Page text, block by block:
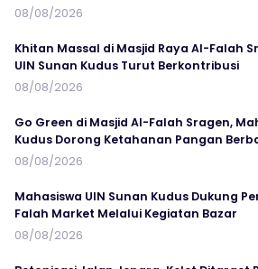
08/08/2026
Khitan Massal di Masjid Raya Al-Falah
UIN Sunan Kudus Turut Berkontribusi
08/08/2026
Go Green di Masjid Al-Falah Sragen,
Kudus Dorong Ketahanan Pangan
08/08/2026
Mahasiswa UIN Sunan Kudus Dukung
Falah Market Melalui Kegiatan Bazar
08/08/2026